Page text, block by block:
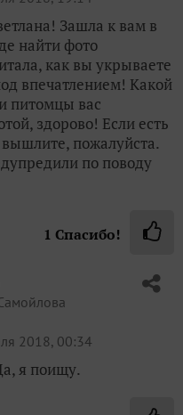
Зашла к вам в
найти фото
как вы укрываете
впечатлением! Какой
питомцы вас
здорово! Если есть
пожалуйста.
по поводу
1 Спасибо!
2018, 00:34
я поищу.